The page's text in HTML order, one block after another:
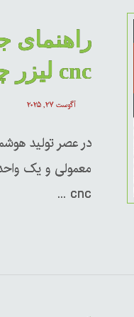
راهنمای
cnc لیزر چوب و MDF و کاربرد آن
آگوست ۲۷, ۲۰۲۵
در عصر تولید
معمولی و یک
cnc ...